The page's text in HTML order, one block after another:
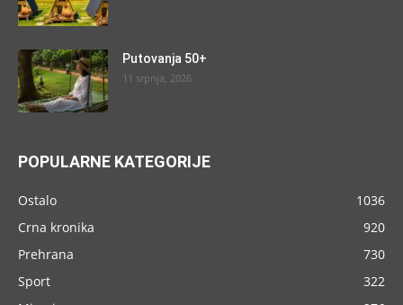
Putovanja 50+
11 srpnja, 2026
POPULARNE KATEGORIJE
Ostalo
1036
Crna kronika
920
Prehrana
730
Sport
322